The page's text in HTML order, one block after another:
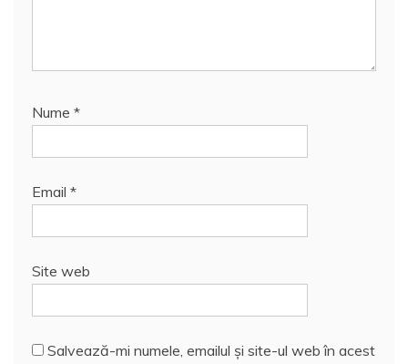
Nume *
Email *
Site web
Salvează-mi numele, emailul și site-ul web în acest